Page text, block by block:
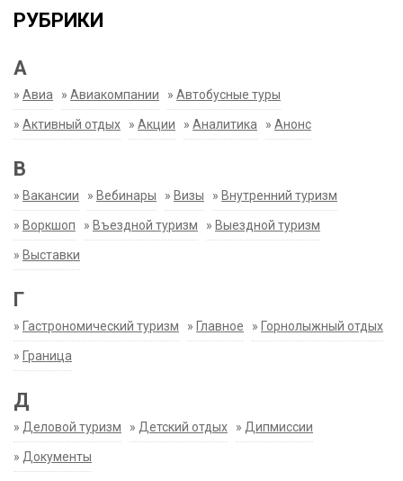
РУБРИКИ
А
» Авиа » Авиакомпании » Автобусные туры
» Активный отдых » Акции » Аналитика » Анонс
В
» Вакансии » Вебинары » Визы » Внутренний туризм
» Воркшоп » Въездной туризм » Выездной туризм
» Выставки
Г
» Гастрономический туризм » Главное » Горнолыжный отдых
» Граница
Д
» Деловой туризм » Детский отдых » Дипмиссии
» Документы